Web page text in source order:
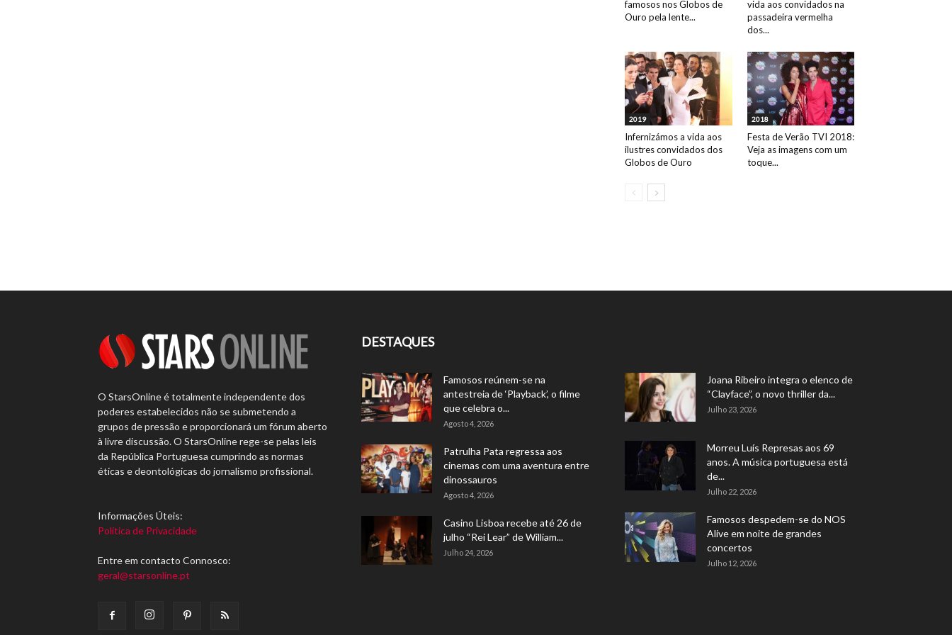
famosos nos Globos de
Ouro pela lente...
vida aos convidados na
passadeira vermelha
dos...
2019
Infernizámos a vida aos
ilustres convidados dos
Globos de Ouro
2018
Festa de Verão TVI 2018:
Veja as imagens com um
toque...
O StarsOnline é totalmente independente dos
poderes estabelecidos não se submetendo a
grupos de pressão e proporcionará um fórum aberto
à livre discussão. O StarsOnline rege-se pelas leis
da República Portuguesa cumprindo as normas
éticas e deontológicas do jornalismo profissional.
Informações Úteis:
Política de Privacidade
Entre em contacto Connosco:
geral@starsonline.pt
DESTAQUES
Famosos reúnem-se na
antestreia de ‘Playback’, o filme
que celebra o...
Agosto 4, 2026
Patrulha Pata regressa aos
cinemas com uma aventura entre
dinossauros
Agosto 4, 2026
Casino Lisboa recebe até 26 de
julho “Rei Lear” de William...
Julho 24, 2026
Joana Ribeiro integra o elenco de
“Clayface”, o novo thriller da...
Julho 23, 2026
Morreu Luís Represas aos 69
anos. A música portuguesa está
de...
Julho 22, 2026
Famosos despedem-se do NOS
Alive em noite de grandes
concertos
Julho 12, 2026